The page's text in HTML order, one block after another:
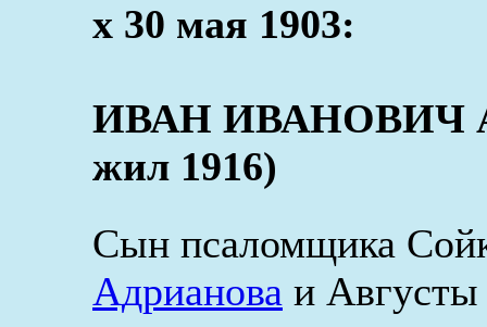
x 30 мая 1903:
ИВАН ИВАНОВИЧ
жил 1916)
Сын псаломщика
Адрианова и